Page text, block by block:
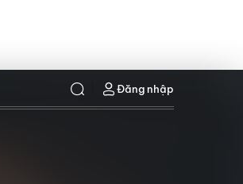
Đăng nhập